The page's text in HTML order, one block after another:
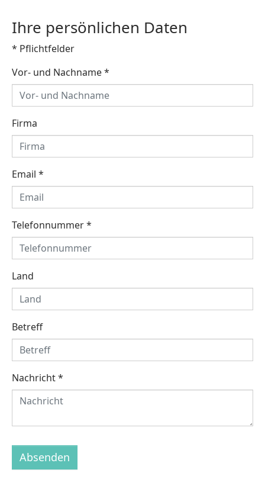
Ihre persönlichen Daten
* Pflichtfelder
Vor- und Nachname*
Firma
Email *
Telefonnummer*
Land
Betreff
Nachricht*
Absenden